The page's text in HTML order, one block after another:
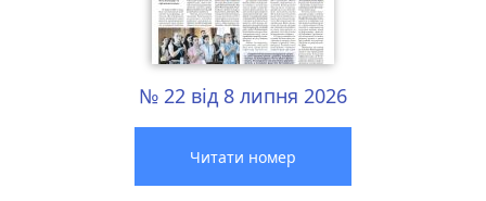
№ 22 від 8 липня 2026
Читати номер